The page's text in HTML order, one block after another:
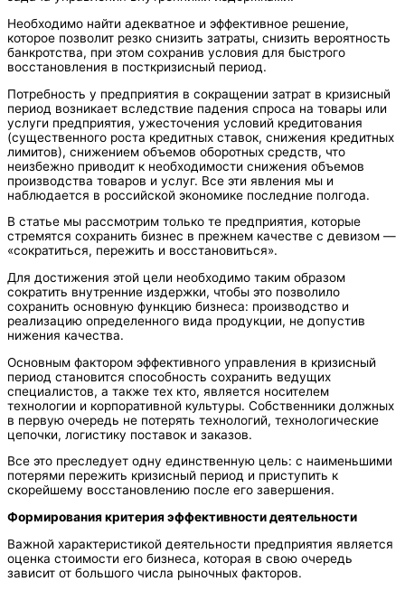
Необходимо найти адекватное и эффективное решение,
которое позволит резко снизить затраты, снизить вероятность
банкротства, при этом сохранив условия для быстрого
восстановления в посткризисный период.
Потребность у предприятия в сокращении затрат в кризисный
период возникает вследствие падения спроса на товары или
услуги предприятия, ужесточения условий кредитования
(существенного роста кредитных ставок, снижения кредитных
лимитов), снижением объемов оборотных средств, что
неизбежно приводит к необходимости снижения объемов
производства товаров и услуг. Все эти явления мы и
наблюдается в российской экономике последние полгода.
В статье мы рассмотрим только те предприятия, которые
стремятся сохранить бизнес в прежнем качестве с девизом —
«сократиться, пережить и восстановиться».
Для достижения этой цели необходимо таким образом
сократить внутренние издержки, чтобы это позволило
сохранить основную функцию бизнеса: производство и
реализацию определенного вида продукции, не допустив
нижения качества.
Основным фактором эффективного управления в кризисный
период становится способность сохранить ведущих
специалистов, а также тех кто, является носителем
технологии и корпоративной культуры. Собственники должных
в первую очередь не потерять технологий, технологические
цепочки, логистику поставок и заказов.
Все это преследует одну единственную цель: с наименьшими
потерями пережить кризисный период и приступить к
скорейшему восстановлению после его завершения.
Формирования критерия эффективности деятельности
Важной характеристикой деятельности предприятия является
оценка стоимости его бизнеса, которая в свою очередь
зависит от большого числа рыночных факторов.